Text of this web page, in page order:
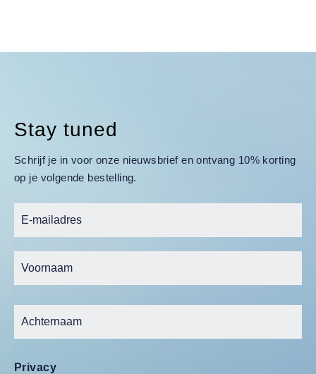
Stay tuned
Schrijf je in voor onze nieuwsbrief en ontvang 10% korting
op je volgende bestelling.
Privacy